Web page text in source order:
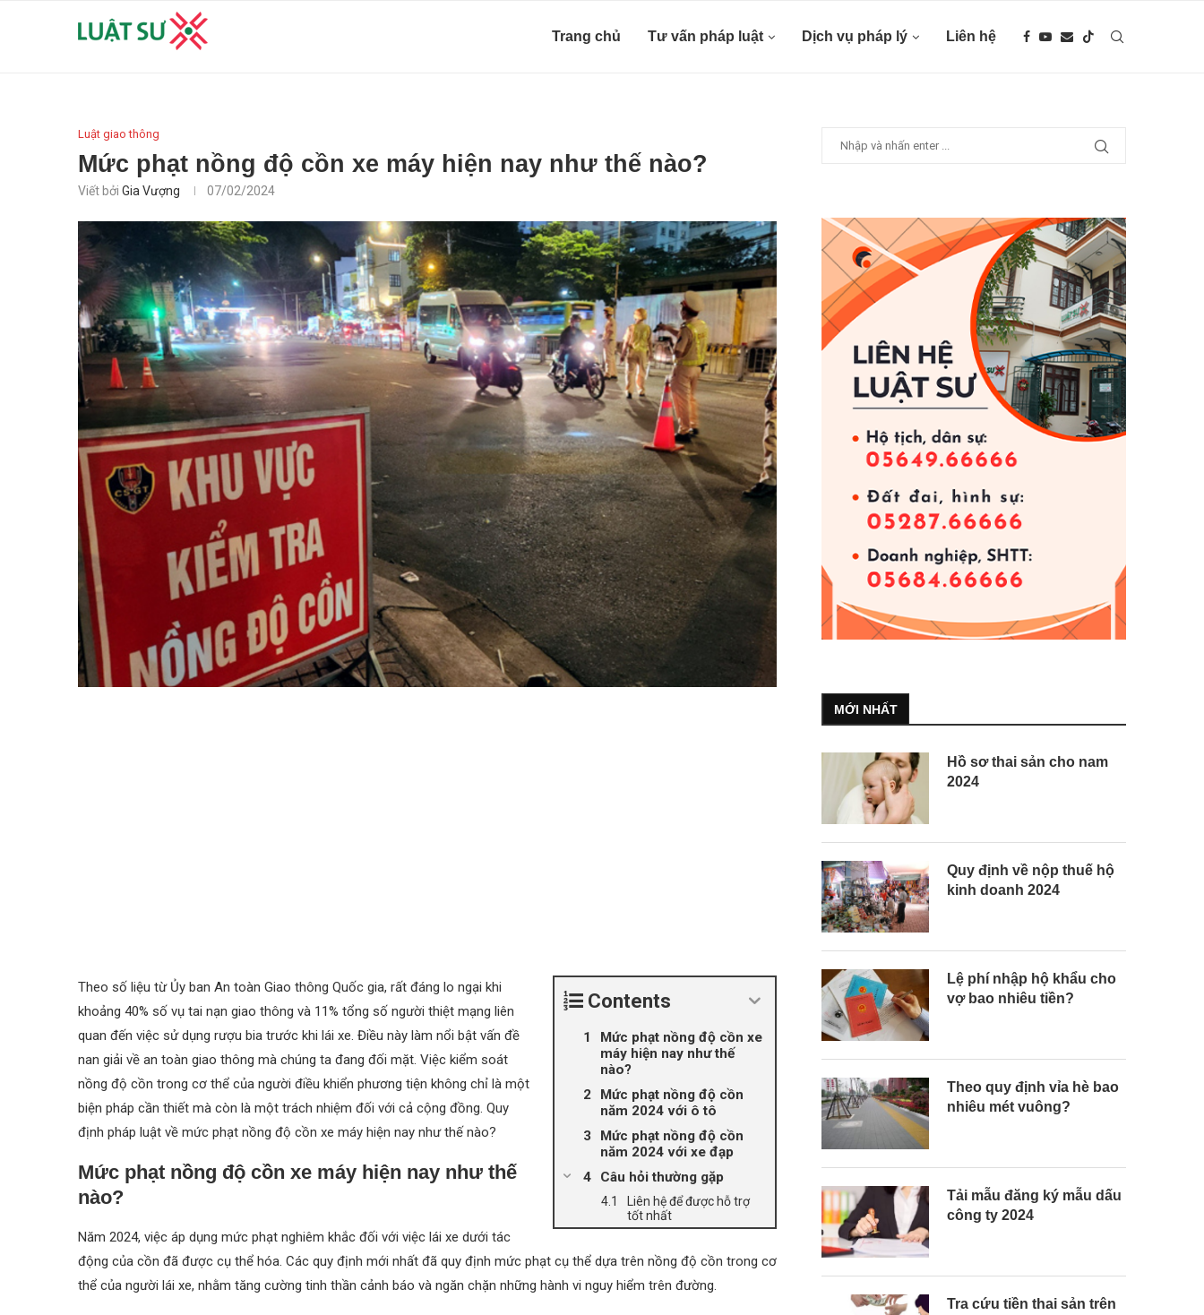
Trang chủ Tư vấn pháp luật Dịch vụ pháp lý Liên hệ
Luật giao thông
Mức phạt nồng độ cồn xe máy hiện nay như thế nào?
Viết bởi Gia Vượng 07/02/2024
Contents
Mức phạt nồng độ cồn xe
máy hiện nay như thế
nào?
Mức phạt nồng độ cồn
năm 2024 với ô tô
Mức phạt nồng độ cồn
năm 2024 với xe đạp
Câu hỏi thường gặp
Liên hệ để được hỗ trợ
tốt nhất
Theo số liệu từ Ủy ban An toàn Giao thông Quốc gia, rất đáng lo ngại khi
khoảng 40% số vụ tai nạn giao thông và 11% tổng số người thiệt mạng liên
quan đến việc sử dụng rượu bia trước khi lái xe. Điều này làm nổi bật vấn đề
nan giải về an toàn giao thông mà chúng ta đang đối mặt. Việc kiểm soát
nồng độ cồn trong cơ thể của người điều khiển phương tiện không chỉ là một
biện pháp cần thiết mà còn là một trách nhiệm đối với cả cộng đồng. Quy
định pháp luật về mức phạt nồng độ cồn xe máy hiện nay như thế nào?
Mức phạt nồng độ cồn xe máy hiện nay như thế
nào?
Năm 2024, việc áp dụng mức phạt nghiêm khắc đối với việc lái xe dưới tác
động của cồn đã được cụ thể hóa. Các quy định mới nhất đã quy định mức phạt cụ thể dựa trên nồng độ cồn trong cơ
thể của người lái xe, nhằm tăng cường tinh thần cảnh báo và ngăn chặn những hành vi nguy hiểm trên đường.
MỚI NHẤT
Hồ sơ thai sản cho nam
2024
Quy định về nộp thuế hộ
kinh doanh 2024
Lệ phí nhập hộ khẩu cho
vợ bao nhiêu tiền?
Theo quy định vỉa hè bao
nhiêu mét vuông?
Tải mẫu đăng ký mẫu dấu
công ty 2024
Tra cứu tiền thai sản trên